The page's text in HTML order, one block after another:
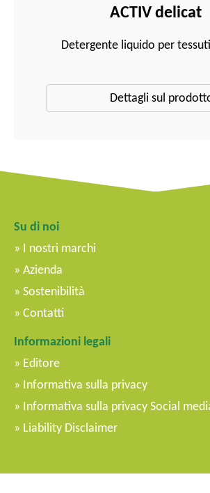
ACTIV delicat
Detergente liquido per
Dettagli sul
Su di noi
I nostri marchi
Azienda
Sostenibilità
Contatti
Informazioni legali
Editore
Informativa sulla privacy
Informativa sulla privacy Social
Liability Disclaimer